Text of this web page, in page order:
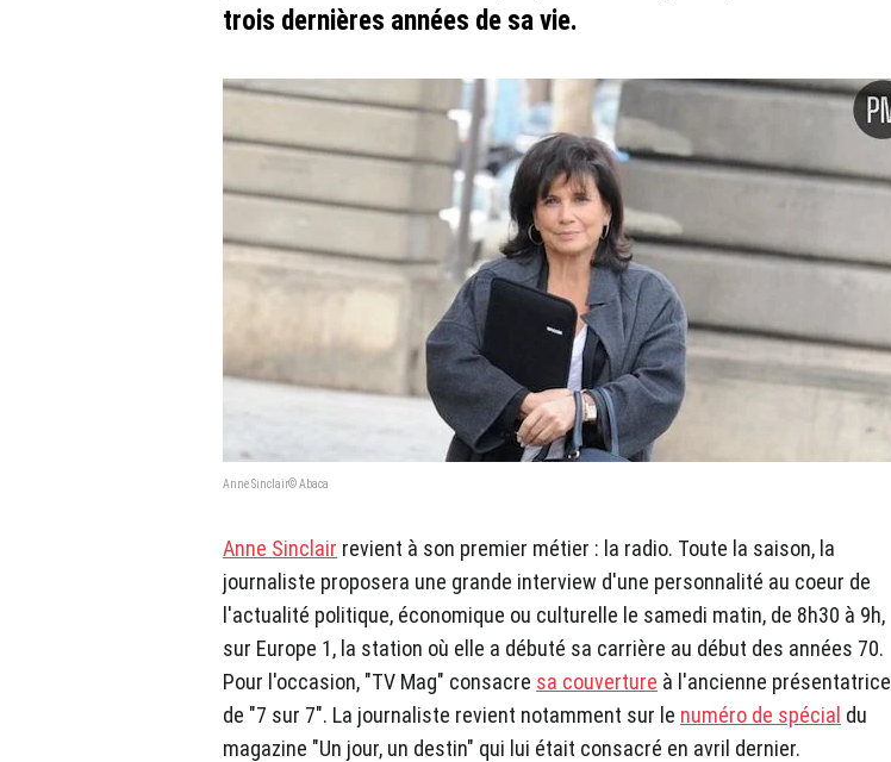
trois dernières années de sa vie.
Anne Sinclair© Abaca
Anne Sinclair revient à son premier métier : la radio. Toute la saison, la
journaliste proposera une grande interview d'une personnalité au coeur de
l'actualité politique, économique ou culturelle le samedi matin, de 8h30 à 9h,
sur Europe 1, la station où elle a débuté sa carrière au début des années 70.
Pour l'occasion, "TV Mag" consacre sa couverture à l'ancienne présentatrice
de "7 sur 7". La journaliste revient notamment sur le numéro de spécial du
magazine "Un jour, un destin" qui lui était consacré en avril dernier.